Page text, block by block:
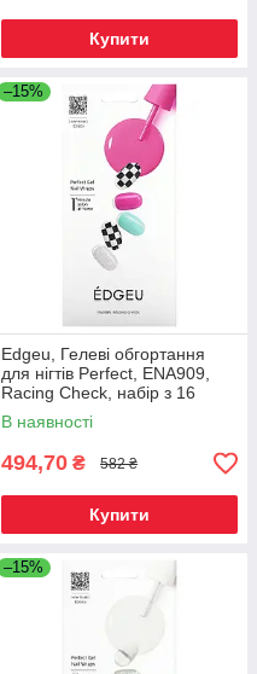
Купити
–15%
Edgeu, Гелеві обгортання
для нігтів Perfect, ENA909,
Racing Check, набір з 16
смужок, Київ
В наявності
494,70 ₴ 582 ₴
Купити
–15%